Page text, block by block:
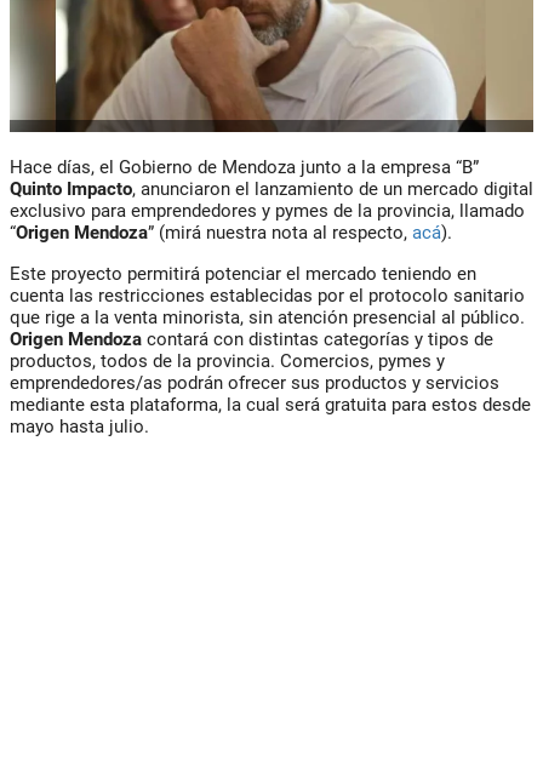
Hace días, el Gobierno de Mendoza junto a la empresa “B”
Quinto Impacto, anunciaron el lanzamiento de un mercado digital
exclusivo para emprendedores y pymes de la provincia, llamado
“Origen Mendoza” (mirá nuestra nota al respecto, acá).
Este proyecto permitirá potenciar el mercado teniendo en
cuenta las restricciones establecidas por el protocolo sanitario
que rige a la venta minorista, sin atención presencial al público.
Origen Mendoza contará con distintas categorías y tipos de
productos, todos de la provincia. Comercios, pymes y
emprendedores/as podrán ofrecer sus productos y servicios
mediante esta plataforma, la cual será gratuita para estos desde
mayo hasta julio.